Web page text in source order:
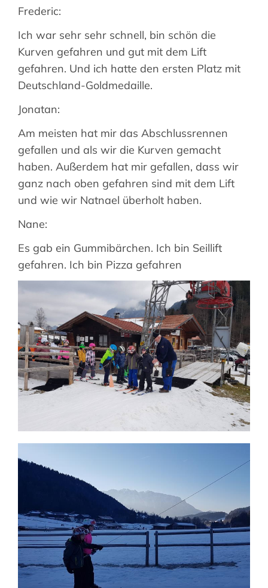
Frederic:
Ich war sehr sehr schnell, bin schön die
Kurven gefahren und gut mit dem Lift
gefahren. Und ich hatte den ersten Platz mit
Deutschland-Goldmedaille.
Jonatan:
Am meisten hat mir das Abschlussrennen
gefallen und als wir die Kurven gemacht
haben. Außerdem hat mir gefallen, dass wir
ganz nach oben gefahren sind mit dem Lift
und wie wir Natnael überholt haben.
Nane:
Es gab ein Gummibärchen. Ich bin Seillift
gefahren. Ich bin Pizza gefahren